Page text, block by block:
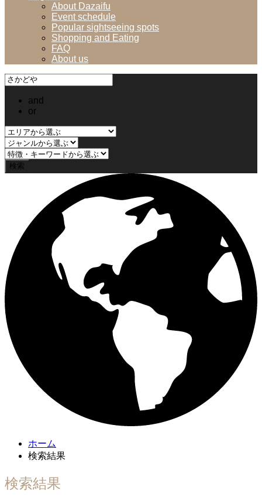
About Dazaifu
Event schedule
Popular sightseeing spots
Shopping and Eating
FAQ
About us
and
or
ホーム
検索結果
検索結果